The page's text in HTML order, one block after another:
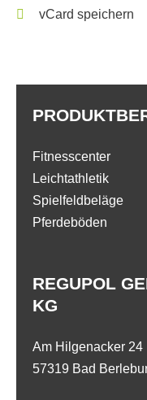
vCard speichern
REGUPOL
KG
Am Hilgenacker 24
57319 Bad
Fitnesscenter
Leichtathletik
Spielfeldbeläge
Pferdeböden